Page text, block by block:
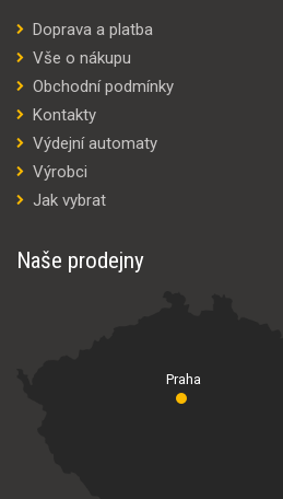
Doprava a platba
Vše o nákupu
Obchodní podmínky
Kontakty
Výdejní automaty
Výrobci
Jak vybrat
Naše prodejny
Praha